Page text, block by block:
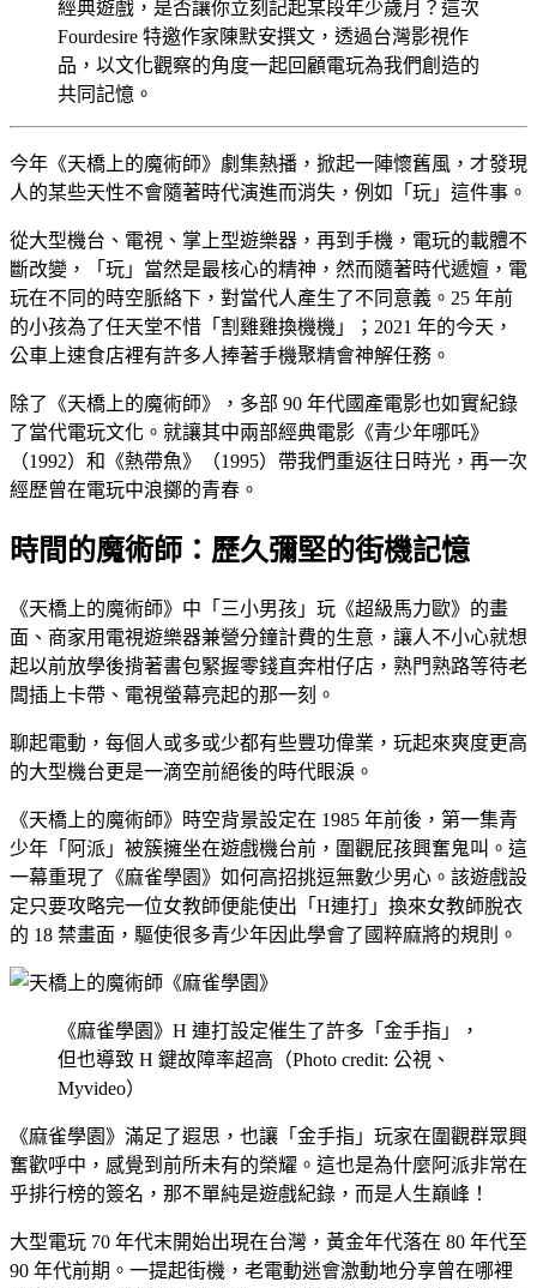
經典遊戲，是否讓你立刻記起某段年少歲月？這次
Fourdesire 特邀作家陳默安撰文，透過台灣影視作
品，以文化觀察的角度一起回顧電玩為我們創造的
共同記憶。
今年《天橋上的魔術師》劇集熱播，掀起一陣懷舊風，才發現
人的某些天性不會隨著時代演進而消失，例如「玩」這件事。
從大型機台、電視、掌上型遊樂器，再到手機，電玩的載體不
斷改變，「玩」當然是最核心的精神，然而隨著時代遞嬗，電
玩在不同的時空脈絡下，對當代人產生了不同意義。25 年前
的小孩為了任天堂不惜「割雞雞換機機」；2021 年的今天，
公車上速食店裡有許多人捧著手機聚精會神解任務。
除了《天橋上的魔術師》，多部 90 年代國產電影也如實紀錄
了當代電玩文化。就讓其中兩部經典電影《青少年哪吒》
（1992）和《熱帶魚》（1995）帶我們重返往日時光，再一次
經歷曾在電玩中浪擲的青春。
時間的魔術師：歷久彌堅的街機記憶
《天橋上的魔術師》中「三小男孩」玩《超級馬力歐》的畫
面、商家用電視遊樂器兼營分鐘計費的生意，讓人不小心就想
起以前放學後揹著書包緊握零錢直奔柑仔店，熟門熟路等待老
闆插上卡帶、電視螢幕亮起的那一刻。
聊起電動，每個人或多或少都有些豐功偉業，玩起來爽度更高
的大型機台更是一滴空前絕後的時代眼淚。
《天橋上的魔術師》時空背景設定在 1985 年前後，第一集青
少年「阿派」被簇擁坐在遊戲機台前，圍觀屁孩興奮鬼叫。這
一幕重現了《麻雀學園》如何高招挑逗無數少男心。該遊戲設
定只要攻略完一位女教師便能使出「H連打」換來女教師脫衣
的 18 禁畫面，驅使很多青少年因此學會了國粹麻將的規則。
《麻雀學園》H 連打設定催生了許多「金手指」，
但也導致 H 鍵故障率超高（Photo credit: 公視、
Myvideo）
《麻雀學園》滿足了遐思，也讓「金手指」玩家在圍觀群眾興
奮歡呼中，感覺到前所未有的榮耀。這也是為什麼阿派非常在
乎排行榜的簽名，那不單純是遊戲紀錄，而是人生巔峰！
大型電玩 70 年代末開始出現在台灣，黃金年代落在 80 年代至
90 年代前期。一提起街機，老電動迷會激動地分享曾在哪裡